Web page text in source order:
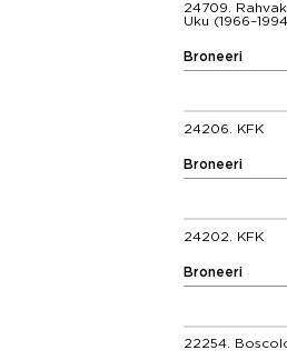
24709.
Uku
Broneeri
24206. KFK
Broneeri
24202. KFK
Broneeri
22254.